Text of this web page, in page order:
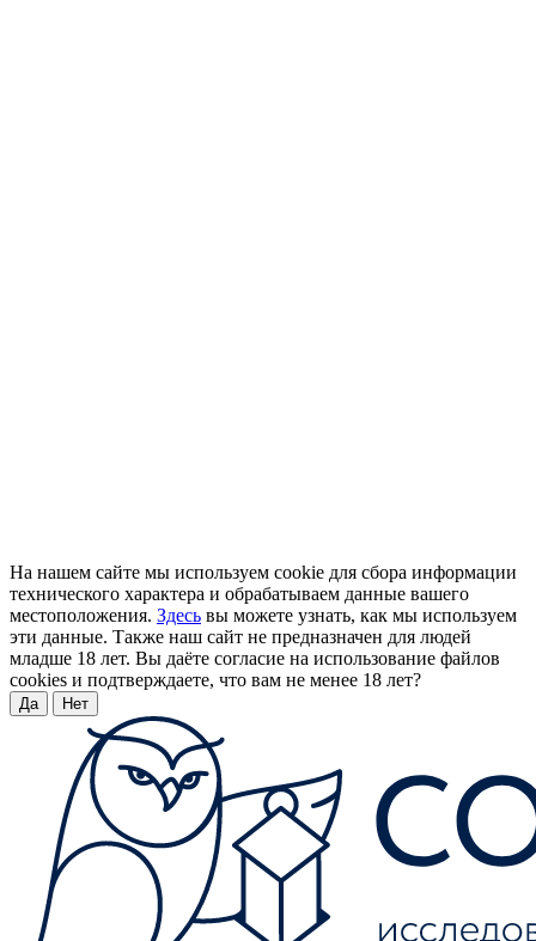
На нашем сайте мы используем cookie для сбора информации
технического характера и обрабатываем данные вашего
местоположения. Здесь вы можете узнать, как мы используем
эти данные. Также наш сайт не предназначен для людей
младше 18 лет. Вы даёте согласие на использование файлов
cookies и подтверждаете, что вам не менее 18 лет?
Да Нет